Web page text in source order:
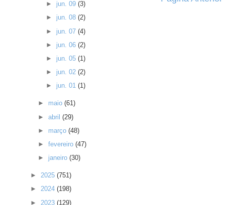
► jun. 09 (3)
► jun. 08 (2)
► jun. 07 (4)
► jun. 06 (2)
► jun. 05 (1)
► jun. 02 (2)
► jun. 01 (1)
► maio(61)
►abril(29)
► março(48)
►fevereiro(47)
► janeiro(30)
► 2025 (751)
► 2024 (198)
► 2023 (129)